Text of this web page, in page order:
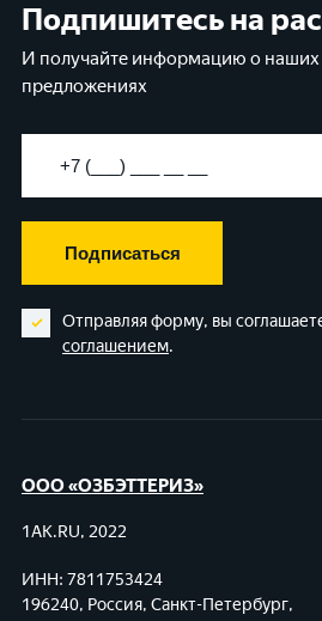
Подпишитесь на
И получайте информацию о наших
предложениях
Подписаться
Отправляя форму, вы
соглашением.
ООО «ОЗБЭТТЕРИЗ»
1AK.RU, 2022
ИНН: 7811753424
196240, Россия, Санкт-Петербург,